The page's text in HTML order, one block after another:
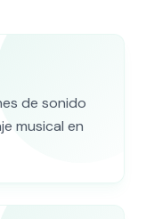
de sonido
musical en